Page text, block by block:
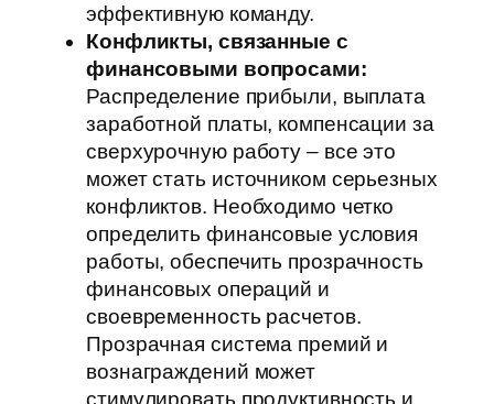
эффективную команду.
Конфликты, связанные с
финансовыми вопросами:
Распределение прибыли, выплата
заработной платы, компенсации за
сверхурочную работу – все это
может стать источником серьезных
конфликтов. Необходимо четко
определить финансовые условия
работы, обеспечить прозрачность
финансовых операций и
своевременность расчетов.
Прозрачная система премий и
вознаграждений может
стимулировать продуктивность и